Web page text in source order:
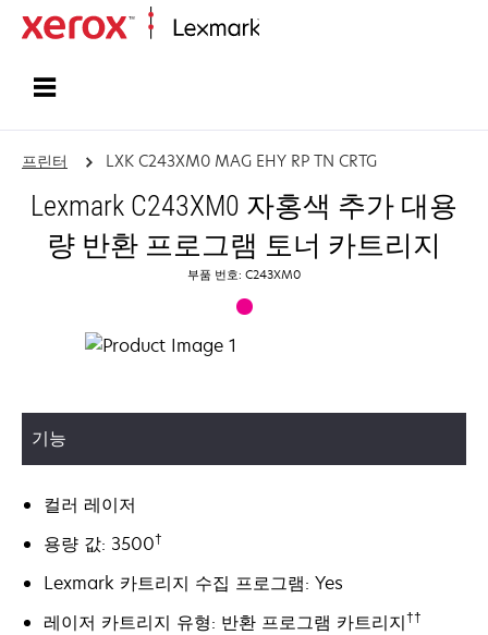
프린터 LXK C243XM0 MAG EHY RP TN CRTG
Lexmark C243XM0 자홍색 추가 대용
량 반환 프로그램 토너 카트리지
부품 번호: C243XM0
기능
컬러 레이저
용량 값: 3500†
Lexmark 카트리지 수집 프로그램: Yes
레이저 카트리지 유형: 반환 프로그램 카트리지††